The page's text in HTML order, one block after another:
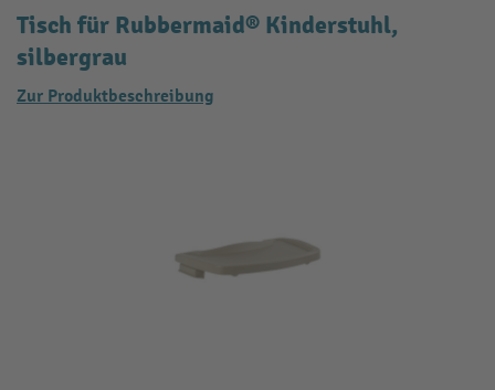
Tisch für Rubbermaid® Kinderstuhl,
silbergrau
Zur Produktbeschreibung